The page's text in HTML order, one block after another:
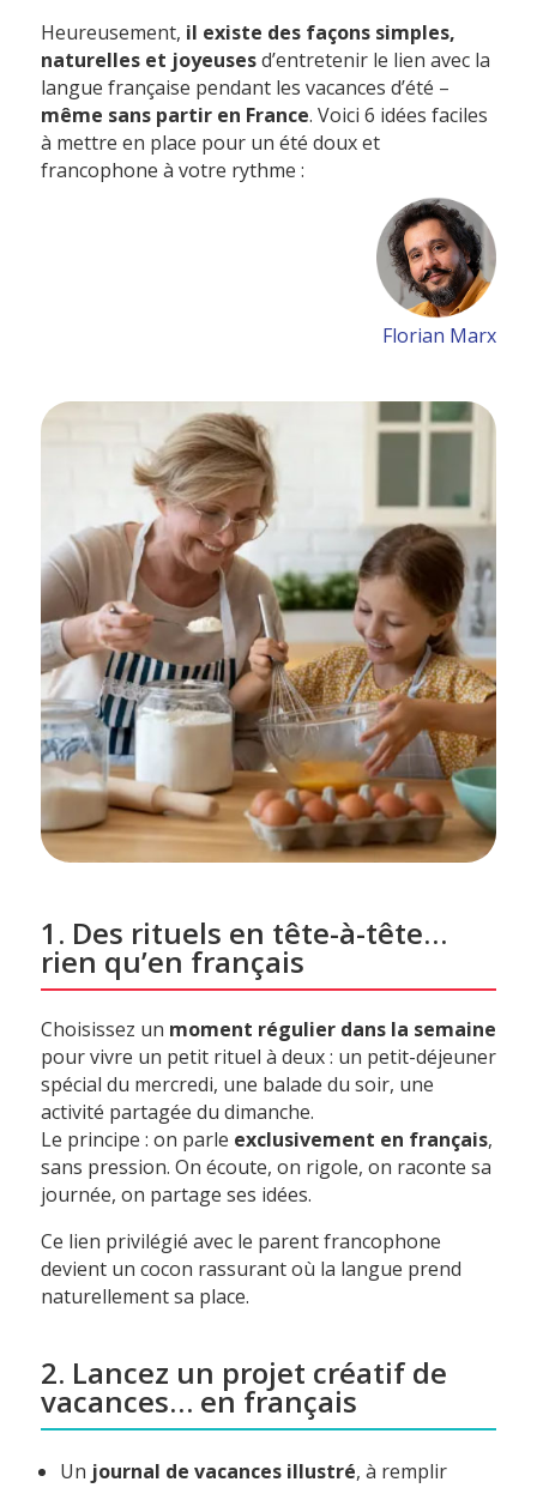
Heureusement, il existe des façons simples,
naturelles et joyeusesd’entretenir le lien avec la
langue française pendant les vacances d’été –
même sans partir en France. Voici 6 idées faciles
à mettre en place pour un été doux et
francophone à votre rythme :
Florian Marx
1. Des rituels en tête-à-tête…
rien qu’en français
Choisissez un moment régulier dans la semaine
pour vivre un petit rituel à deux : un petit-déjeuner
spécial du mercredi, une balade du soir, une
activité partagée du dimanche.
Le principe : on parle exclusivement en français,
sans pression. On écoute, on rigole, on raconte sa
journée, on partage ses idées.
Ce lien privilégié avec le parent francophone
devient un cocon rassurant où la langue prend
naturellement sa place.
2. Lancez un projet créatif de
vacances… en français
Un journal de vacances illustré, à remplir